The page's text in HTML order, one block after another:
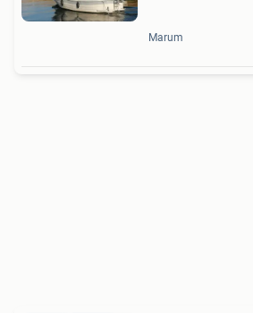
Marum